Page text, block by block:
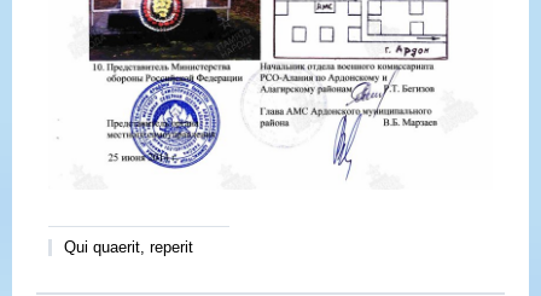
Qui quaerit, reperit